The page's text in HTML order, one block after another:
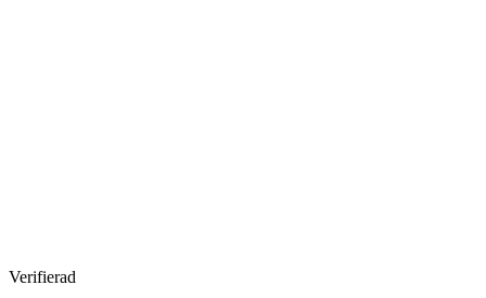
Verifierad